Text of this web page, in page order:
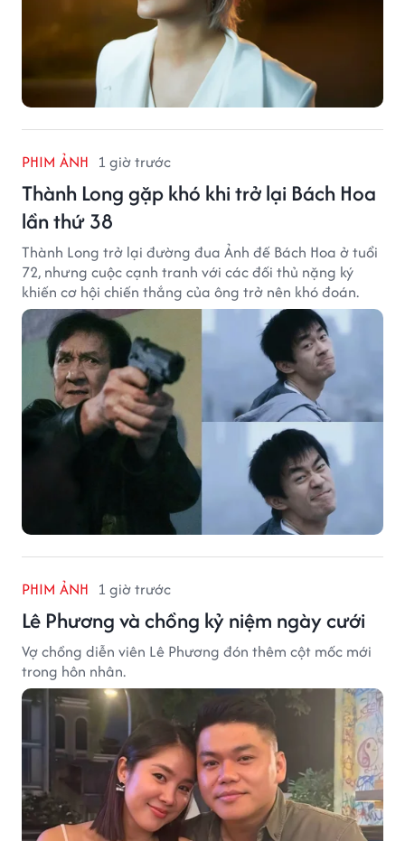
PHIM ẢNH 1 giờ trước
Thành Long gặp khó khi trở lại Bách Hoa
lần thứ 38
Thành Long trở lại đường đua Ảnh đế Bách Hoa ở tuổi
72, nhưng cuộc cạnh tranh với các đối thủ nặng ký
khiến cơ hội chiến thắng của ông trở nên khó đoán.
PHIM ẢNH 1 giờ trước
Lê Phương và chồng kỷ niệm ngày cưới
Vợ chồng diễn viên Lê Phương đón thêm cột mốc mới
trong hôn nhân.